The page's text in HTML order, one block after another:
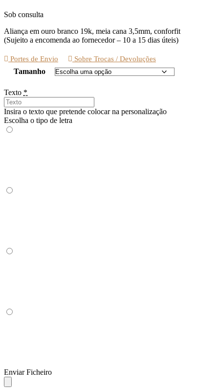
Sob consulta
Aliança em ouro branco 19k, meia cana 3,5mm, conforfit
(Sujeito a encomenda ao fornecedor – 10 a 15 dias úteis)
Portes de Envio Sobre Trocas / Devoluções
Tamanho
Texto *
Insira o texto que pretende colocar na personalização
Escolha o tipo de letra
Enviar Ficheiro